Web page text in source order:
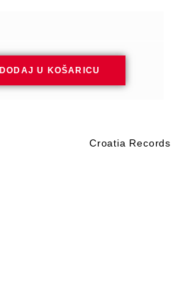
DODAJ U KOŠARICU
Croatia Records